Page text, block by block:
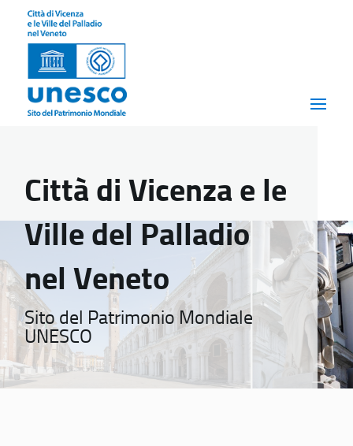
Città di Vicenza e le
Ville del Palladio
nel Veneto
Sito del Patrimonio Mondiale
UNESCO